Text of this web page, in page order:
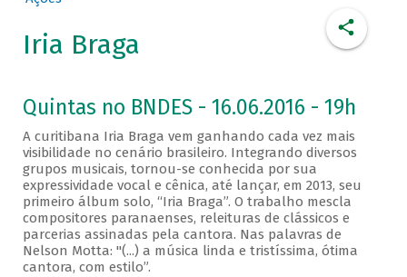
Iria Braga
Quintas no BNDES - 16.06.2016 - 19h
A curitibana Iria Braga vem ganhando cada vez mais
visibilidade no cenário brasileiro. Integrando diversos
grupos musicais, tornou-se conhecida por sua
expressividade vocal e cênica, até lançar, em 2013, seu
primeiro álbum solo, “Iria Braga”. O trabalho mescla
compositores paranaenses, releituras de clássicos e
parcerias assinadas pela cantora. Nas palavras de
Nelson Motta: "(...) a música linda e tristíssima, ótima
cantora, com estilo”.